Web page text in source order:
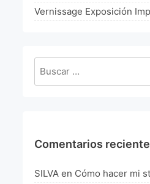
Manifiesto
Vernissage Exposición
Buscar:
Comentarios
SILVA en Cómo hacer mi